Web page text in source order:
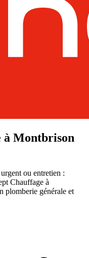
à Montbrison
ou entretien :
Chauffage à
plomberie générale et